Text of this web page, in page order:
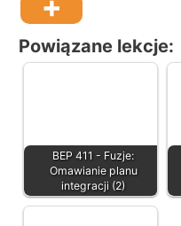
Powiązane lekcje:
BEP 411 - Fuzje:
Omawianie planu
integracji (2)